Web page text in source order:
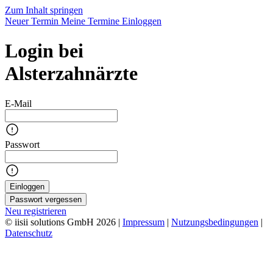
Zum Inhalt springen
Neuer Termin Meine Termine Einloggen
Login bei
Alsterzahnärzte
E-Mail
Passwort
Einloggen
Passwort vergessen
Neu registrieren
© iisii solutions GmbH 2026 | Impressum | Nutzungsbedingungen |
Datenschutz